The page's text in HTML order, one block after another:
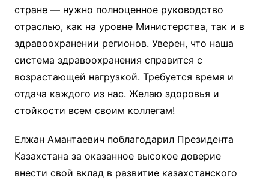
стране — нужно полноценное руководство
отраслью, как на уровне Министерства, так и в
здравоохранении регионов. Уверен, что наша
система здравоохранения справится с
возрастающей нагрузкой. Требуется время и
отдача каждого из нас. Желаю здоровья и
стойкости всем своим коллегам!
Елжан Амантаевич поблагодарил Президента
Казахстана за оказанное высокое доверие
внести свой вклад в развитие казахстанского